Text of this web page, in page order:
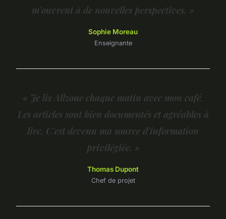
m'ouvrent à de nouvelles perspectives. »
Sophie Moreau
Enseignante
« Je lis Allzone chaque matin avec mon café.
Les articles sont bien documentés et agréables à
lire. C'est devenu ma source d'information
privilégiée. »
Thomas Dupont
Chef de projet